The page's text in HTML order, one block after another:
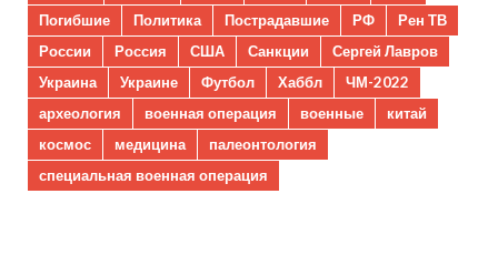
Погибшие
Политика Пострадавшие РФ
Рен ТВ
России
Россия США Санкции
Сергей Лавров
Украина
Украине Футбол Хаббл
ЧМ-2022
археология
военная операция военные
китай
космос
медицина
палеонтология
специальная военная операция